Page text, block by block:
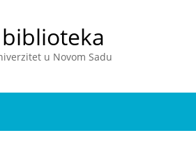
u Novom Sadu